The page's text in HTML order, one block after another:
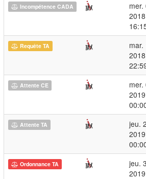
Incompétence CADA
mer.
2018
Requête TA
mar.
2018
Attente CE
mer.
2019
Attente TA
jeu.
2019
Ordonnance TA
jeu.
2019